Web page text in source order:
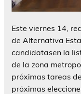
Este viernes 14,
de Alternativa
candidatasen la
de la zona
próximas tareas
próximas